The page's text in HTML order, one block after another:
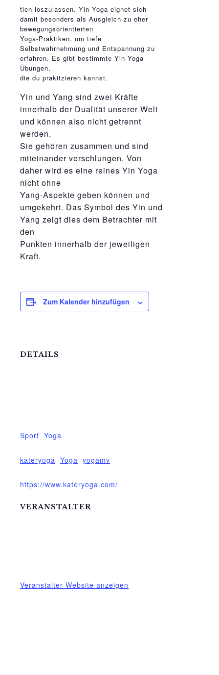
relaisvih12
tien loszulassen. Yin Yoga eignet sich
damit besonders als Ausgleich zu eher
bewegungsorientierten
Yoga-Praktiken, um tiefe
Selbstwahrnehmung und Entspannung zu
erfahren. Es gibt bestimmte Yin Yoga
Übungen,
die du prakitzieren kannst.
Yin und Yang sind zwei Kräfte
innerhalb der Dualität unserer Welt
und können also nicht getrennt
werden.
Sie gehören zusammen und sind
miteinander verschlungen. Von
daher wird es eine reines Yin Yoga
nicht ohne
Yang-Aspekte geben können und
umgekehrt. Das Symbol des Yin und
Yang zeigt dies dem Betrachter mit
den
Punkten innerhalb der jeweiligen
Kraft.
Zum Kalender hinzufügen
DETAILS
Sport Yoga
kateryoga Yoga yogamv
https://www.kateryoga.com/
VERANSTALTER
Veranstalter-Website anzeigen